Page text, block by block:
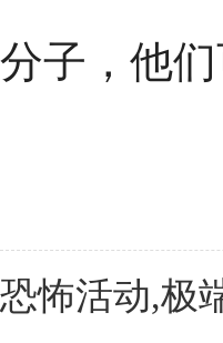
分子，他
恐怖活动,极